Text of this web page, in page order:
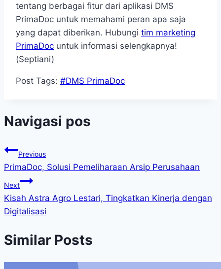
tentang berbagai fitur dari aplikasi DMS
PrimaDoc untuk memahami peran apa saja
yang dapat diberikan. Hubungi tim marketing
PrimaDoc untuk informasi selengkapnya!
(Septiani)
Post Tags: #DMS PrimaDoc
Navigasi pos
Previous
PrimaDoc, Solusi Pemeliharaan Arsip Perusahaan
Next
Kisah Astra Agro Lestari, Tingkatkan Kinerja dengan
Digitalisasi
Similar Posts